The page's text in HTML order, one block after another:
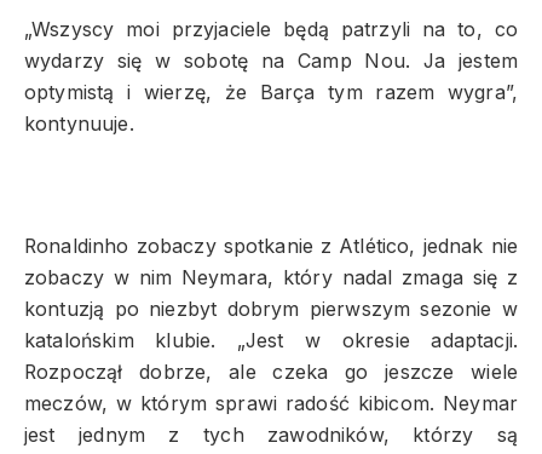
„Wszyscy moi przyjaciele będą patrzyli na to, co
wydarzy się w sobotę na Camp Nou. Ja jestem
optymistą i wierzę, że Barça tym razem wygra”,
kontynuuje.
Ronaldinho zobaczy spotkanie z Atlético, jednak nie
zobaczy w nim Neymara, który nadal zmaga się z
kontuzją po niezbyt dobrym pierwszym sezonie w
katalońskim klubie. „Jest w okresie adaptacji.
Rozpoczął dobrze, ale czeka go jeszcze wiele
meczów, w którym sprawi radość kibicom. Neymar
jest jednym z tych zawodników, którzy są